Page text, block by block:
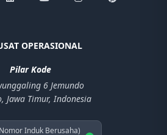
OPERASIONAL
Pilar Kode
6 Jemundo
Jawa Timur, Indonesia
Induk Berusaha)